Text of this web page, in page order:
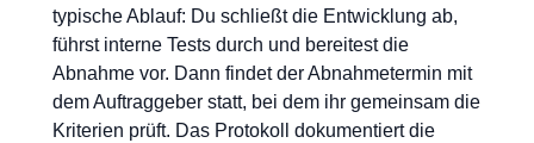
typische Ablauf: Du schließt die Entwicklung ab,
führst interne Tests durch und bereitest die
Abnahme vor. Dann findet der Abnahmetermin mit
dem Auftraggeber statt, bei dem ihr gemeinsam die
Kriterien prüft. Das Protokoll dokumentiert die